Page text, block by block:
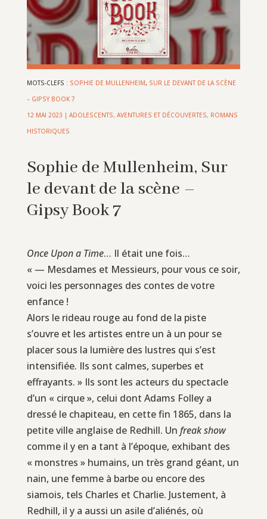
MOTS-CLEFS : SOPHIE DE MULLENHEIM, SUR LE DEVANT DE LA SCÈNE
– GIPSY BOOK 7
12 MAI 2023 | ADOLESCENTS, AVENTURES ET DÉCOUVERTES, ROMANS
HISTORIQUES
Sophie de Mullenheim, Sur
le devant de la scène –
Gipsy Book 7
Once Upon a Time… Il était une fois…
« — Mesdames et Messieurs, pour vous ce soir,
voici les personnages des contes de votre
enfance !
Alors le rideau rouge au fond de la piste
s’ouvre et les artistes entre un à un pour se
placer sous la lumière des lustres qui s’est
intensifiée. Ils sont calmes, superbes et
effrayants. » Ils sont les acteurs du spectacle
d’un « cirque », celui dont Adams Folley a
dressé le chapiteau, en cette fin 1865, dans la
petite ville anglaise de Redhill. Un freak show
comme il y en a tant à l’époque, exhibant des
« monstres » humains, un très grand géant, un
nain, une femme à barbe ou encore des
siamois, tels Charles et Charlie. Justement, à
Redhill, il y a aussi un asile d’aliénés, où